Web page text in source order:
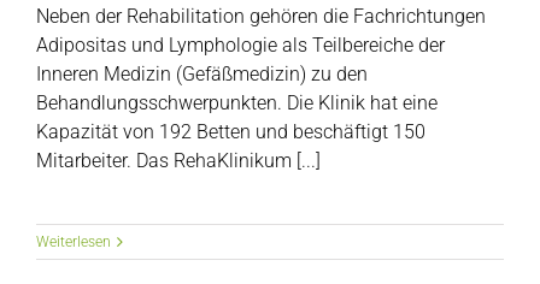
Neben der Rehabilitation gehören die Fachrichtungen
Adipositas und Lymphologie als Teilbereiche der
Inneren Medizin (Gefäßmedizin) zu den
Behandlungsschwerpunkten. Die Klinik hat eine
Kapazität von 192 Betten und beschäftigt 150
Mitarbeiter. Das RehaKlinikum [...]
Weiterlesen